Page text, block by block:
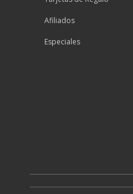
Afiliados
Especiales